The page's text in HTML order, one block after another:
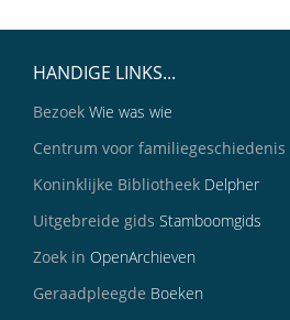
HANDIGE LINKS...
Bezoek Wie was wie
Centrum voor familiegeschiedenis
Koninklijke Bibliotheek Delpher
Uitgebreide gids Stamboomgids
Zoek in OpenArchieven
Geraadpleegde Boeken